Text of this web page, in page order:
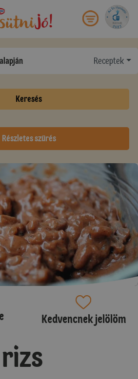
Receptek
Keresés
Részletes szűrés
Kedvencnek jelölöm